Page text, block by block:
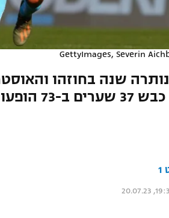
שנה בחוזהו
המסגרות